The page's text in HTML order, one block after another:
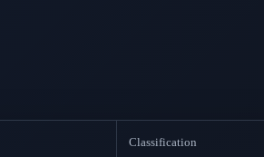
Classification